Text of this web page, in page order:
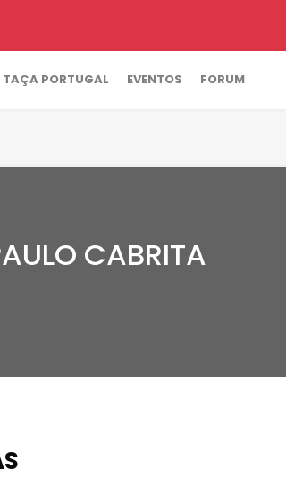
TAÇA PORTUGAL EVENTOS FORUM
CABRITA